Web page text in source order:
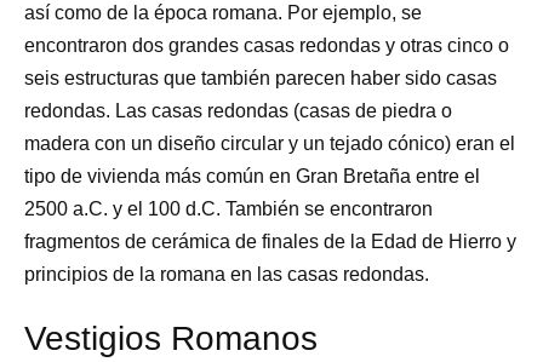
así como de la época romana. Por ejemplo, se
encontraron dos grandes casas redondas y otras cinco o
seis estructuras que también parecen haber sido casas
redondas. Las casas redondas (casas de piedra o
madera con un diseño circular y un tejado cónico) eran el
tipo de vivienda más común en Gran Bretaña entre el
2500 a.C. y el 100 d.C. También se encontraron
fragmentos de cerámica de finales de la Edad de Hierro y
principios de la romana en las casas redondas.
Vestigios Romanos